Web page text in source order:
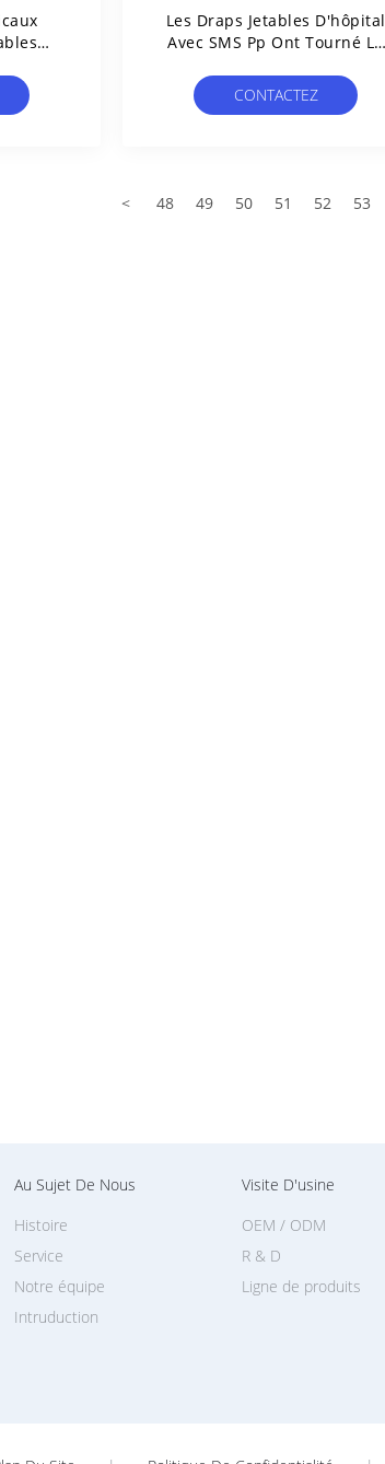
Les Draps Jetables D'hôpital
Avec SMS Pp Ont Tourné Le
CONTACTEZ
< 48 49 50 51 52 53
Au Sujet De Nous
Intruduction
Histoire
Service
Notre équipe
Visite D'usine
Ligne de produits
OEM / ODM
R & D